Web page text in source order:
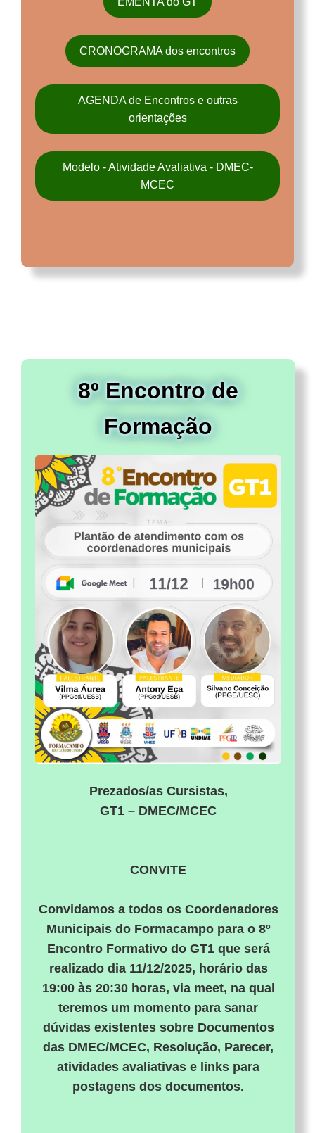
CRONOGRAMA dos encontros
AGENDA de Encontros e outras
orientações
Modelo - Atividade Avaliativa - DMEC-
MCEC
8º Encontro de
Formação
Prezados/as Cursistas,
GT1 – DMEC/MCEC
CONVITE
Convidamos a todos os Coordenadores
Municipais do Formacampo para o 8º
Encontro Formativo do GT1 que será
realizado dia 11/12/2025, horário das
19:00 às 20:30 horas, via meet, na qual
teremos um momento para sanar
dúvidas existentes sobre Documentos
das DMEC/MCEC, Resolução, Parecer,
atividades avaliativas e links para
postagens dos documentos.